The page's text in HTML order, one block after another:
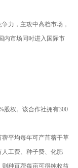
力，主攻中高档市场，
内市场同时进入国际市
股权。该合作社拥有300
平均每年可产苜蓿干草
人工费、种子费、化肥
种苜蓿每亩可得纯收益